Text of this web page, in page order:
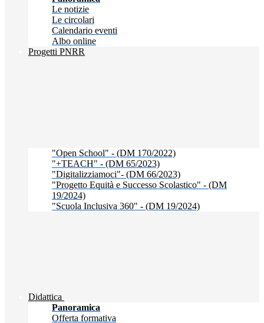
Le notizie
Le circolari
Calendario eventi
Albo online
Progetti PNRR
"Open School" - (DM 170/2022)
"+TEACH" - (DM 65/2023)
"Digitalizziamoci"- (DM 66/2023)
"Progetto Equità e Successo Scolastico" - (DM
19/2024)
"Scuola Inclusiva 360" - (DM 19/2024)
Didattica
Panoramica
Offerta formativa